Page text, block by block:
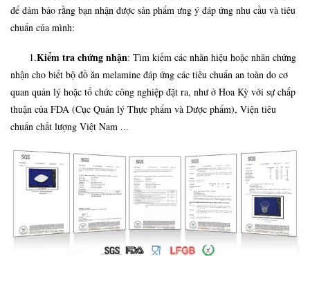
để đảm bảo rằng bạn nhận được sản phẩm ưng ý đáp ứng nhu cầu và tiêu
chuẩn của mình:
1.Kiểm tra chứng nhận: Tìm kiếm các nhãn hiệu hoặc nhãn chứng
nhận cho biết bộ đồ ăn melamine đáp ứng các tiêu chuẩn an toàn do cơ
quan quản lý hoặc tổ chức công nghiệp đặt ra, như ở Hoa Kỳ với sự chấp
thuận của FDA (Cục Quản lý Thực phẩm và Dược phẩm), Viện tiêu
chuẩn chất lượng Việt Nam ...